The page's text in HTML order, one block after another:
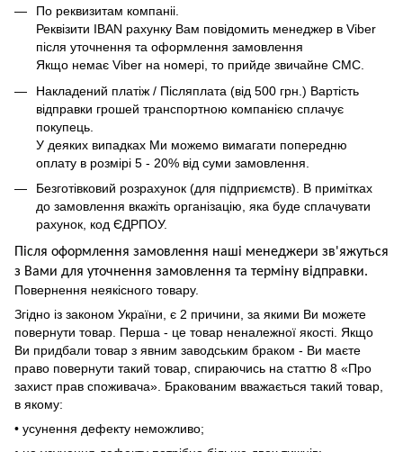
По реквизитам компаніі.
Реквізити IBAN рахунку Вам повідомить менеджер в Viber
після уточнення та оформлення замовлення
Якщо немає Viber на номері, то прийде звичайне СМС.
Накладений платіж / Післяплата (від 500 грн.) Вартість
відправки грошей транспортною компанією сплачує
покупець.
У деяких випадках Ми можемо вимагати попередню
оплату в розмірі 5 - 20% від суми замовлення.
Безготівковий розрахунок (для підприємств). В примітках
до замовлення вкажіть організацію, яка буде сплачувати
рахунок, код ЄДРПОУ.
Після оформлення замовлення наші менеджери зв'яжуться
з Вами для уточнення замовлення та терміну відправки.
Повернення неякісного товару.
Згідно із законом України, є 2 причини, за якими Ви можете
повернути товар. Перша - це товар неналежної якості. Якщо
Ви придбали товар з явним заводським браком - Ви маєте
право повернути такий товар, спираючись на статтю 8 «Про
захист прав споживача». Бракованим вважається такий товар,
в якому:
• усунення дефекту неможливо;